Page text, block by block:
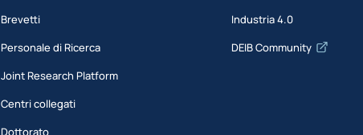
Brevetti
Personale di Ricerca
Joint Research Platform
Centri collegati
Dottorato
Industria 4.0
DEIB Community